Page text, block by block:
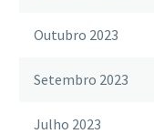
Outubro 2023
Setembro 2023
Julho 2023